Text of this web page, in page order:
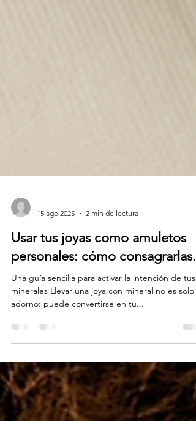
15 ago 2025
2 min de lectura
Usar tus joyas como amuletos
personales: cómo consagrarlas.
Una guía sencilla para activar la intención de tus
adorno: puede convertirse en tu...